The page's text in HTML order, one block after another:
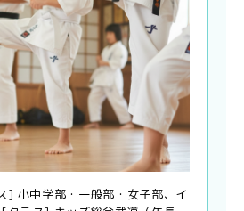
] 小中学部・一般部・女子部、イ